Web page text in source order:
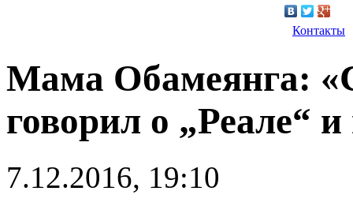
Контакты
Мама Обамеянга:
говорил о „Реале“
7.12.2016, 19:10